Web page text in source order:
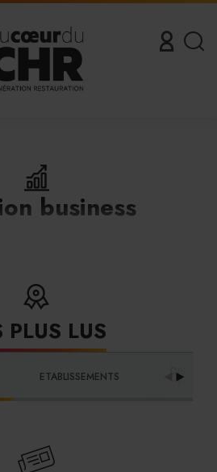
business
PLUS LUS
ETABLISSEMENTS